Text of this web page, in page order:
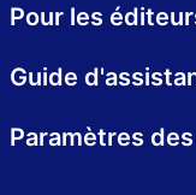
Pour les
Guide
Paramètres